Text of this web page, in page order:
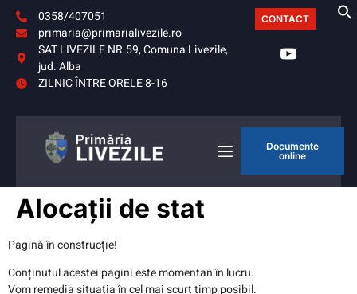
0358/407051
primaria@primarialivezile.ro
SAT LIVEZILE NR.59, Comuna Livezile,
jud. Alba
ZILNIC ÎNTRE ORELE 8-16
CONTACT
Documente
online
Alocații de stat
Pagină în construcție!
Conținutul acestei pagini este momentan în lucru.
Vom remedia situația în cel mai scurt timp posibil.